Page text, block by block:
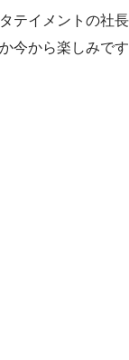
テイメントの社長
今から楽しみです